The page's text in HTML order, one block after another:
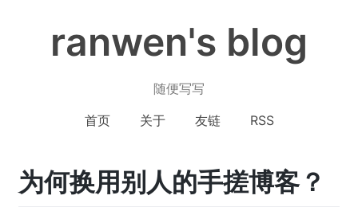
ranwen's blog
随便写写
首页
关于 友链 RSS
为何换用别人的手搓博客？